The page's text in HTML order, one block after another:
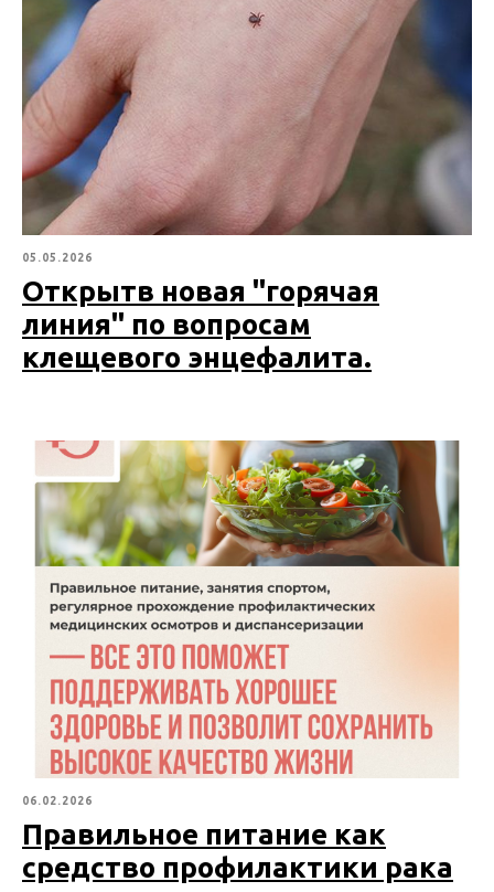
05.05.2026
Открытв новая "горячая
линия" по вопросам
клещевого энцефалита.
06.02.2026
Правильное питание как
средство профилактики рака